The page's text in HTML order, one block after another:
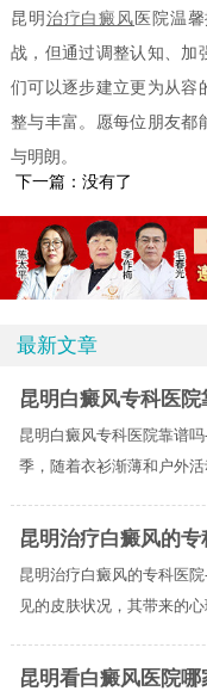
昆明 治疗白癜风 医院温
战，但通过调整认知、加
们可以逐步建立更为从容
整与丰富。愿每位朋友都
与明朗。
下一篇：没有了
最新文章
昆明白癜风专科医
昆明白癜风专科医院靠谱
季，随着衣衫渐薄和户外
昆明治疗白癜风的
昆明治疗白癜风的专科医
见的皮肤状况，其带来的
昆明看白癜风医院